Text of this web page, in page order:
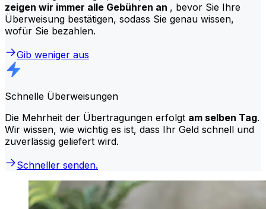
zeigen wir immer alle Gebühren an , bevor Sie Ihre
Überweisung bestätigen, sodass Sie genau wissen,
wofür Sie bezahlen.
Gib weniger aus
Schnelle Überweisungen
Die Mehrheit der Übertragungen erfolgt am selben Tag.
Wir wissen, wie wichtig es ist, dass Ihr Geld schnell und
zuverlässig geliefert wird.
Schneller senden.